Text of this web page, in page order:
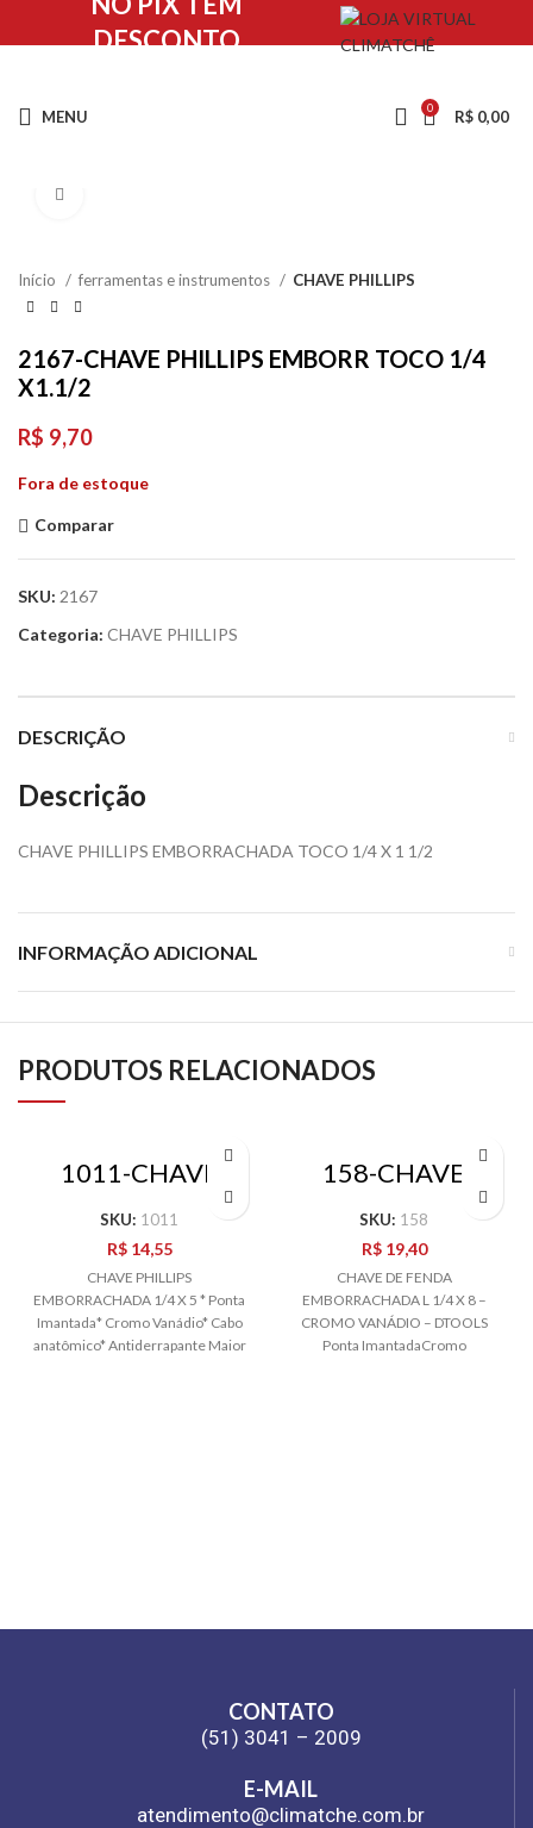
DESCONTO
MENU 0 R$ 0,00
Início ferramentas e instrumentos CHAVE PHILLIPS
2167-CHAVE PHILLIPS EMBORR TOCO 1/4
X1.1/2
R$ 9,70
Fora de estoque
Comparar
SKU: 2167
Categoria: CHAVE PHILLIPS
DESCRIÇÃO
Descrição
CHAVE PHILLIPS EMBORRACHADA TOCO 1/4 X 1 1/2
INFORMAÇÃO ADICIONAL
PRODUTOS RELACIONADOS
1011-CHAVE
PHILLIPS CABO
EMBORRACHAD
O 1/4 X 5
SKU: 1011
R$14,55
CHAVE PHILLIPS
EMBORRACHADA 1/4 X 5 * Ponta
Imantada* Cromo Vanádio* Cabo
anatômico* Antiderrapante Maior
158-CHAVE
PHILLIPS CABO
EMBORRACHAD
O 1/4 X 8 DTOOLS
SKU: 158
R$19,40
CHAVE DE FENDA
EMBORRACHADA L 1/4 X 8 –
CROMO VANÁDIO – DTOOLS
Ponta ImantadaCromo
CONTATO
(51) 3041 – 2009
E-MAIL
atendimento@climatche.com.br